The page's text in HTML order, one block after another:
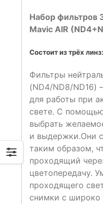
Набор фильтров
Mavic AIR
Состоит из трёх линз:
Фильтры
(ND4/ND8/ND16)
для работы при
свете. С
выбрать
и выдержки.Они
таким образом,
проходящий
цветопередачу.
проходящего
снимки с широко